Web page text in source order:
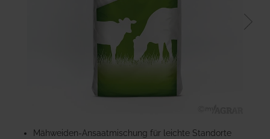
AnfangMähweiden-Ansaatmischung für leichte Standorte